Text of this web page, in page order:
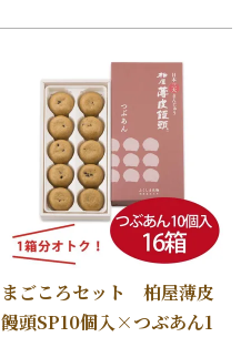
まごころセット 柏屋薄皮
饅頭SP10個入×つぶあん1